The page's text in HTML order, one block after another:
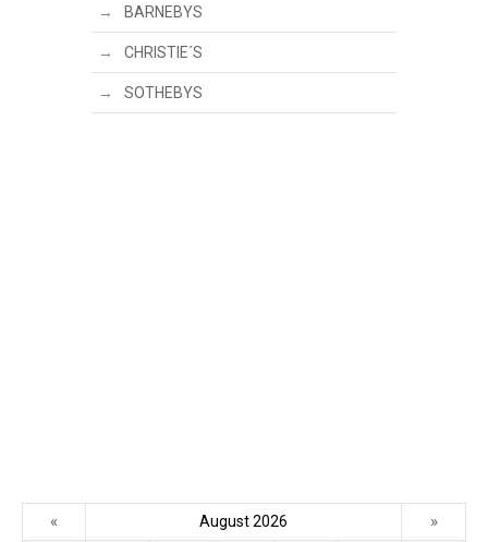
BARNEBYS
CHRISTIE´S
SOTHEBYS
« August 2026 »